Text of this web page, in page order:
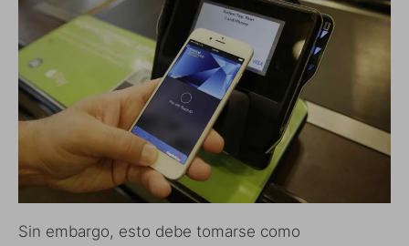
Sin embargo, esto debe tomarse como